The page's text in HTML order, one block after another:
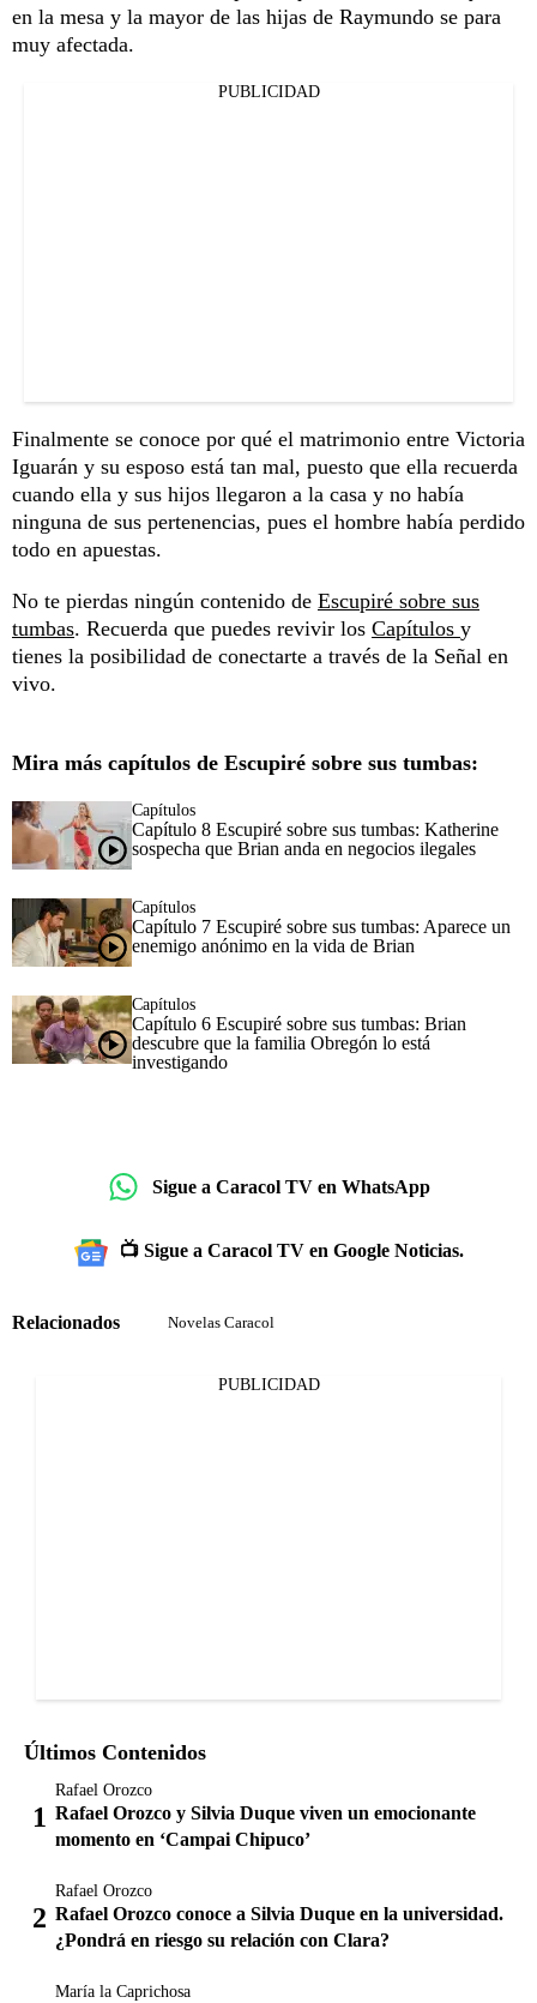
en la mesa y la mayor de las hijas de Raymundo se para
muy afectada.
PUBLICIDAD
Finalmente se conoce por qué el matrimonio entre Victoria
Iguarán y su esposo está tan mal, puesto que ella recuerda
cuando ella y sus hijos llegaron a la casa y no había
ninguna de sus pertenencias, pues el hombre había perdido
todo en apuestas.
No te pierdas ningún contenido de Escupiré sobre sus
tumbas. Recuerda que puedes revivir los Capítulos y
tienes la posibilidad de conectarte a través de la Señal en
vivo.
Mira más capítulos de Escupiré sobre sus tumbas:
Capítulos
Capítulo 8 Escupiré sobre sus tumbas: Katherine
sospecha que Brian anda en negocios ilegales
Capítulos
Capítulo 7 Escupiré sobre sus tumbas: Aparece un
enemigo anónimo en la vida de Brian
Capítulos
Capítulo 6 Escupiré sobre sus tumbas: Brian
descubre que la familia Obregón lo está
investigando
Sigue a Caracol TV en WhatsApp
📺 Sigue a Caracol TV en Google Noticias.
Relacionados Novelas Caracol
PUBLICIDAD
Últimos Contenidos
Rafael Orozco
Rafael Orozco y Silvia Duque viven un emocionante
momento en ‘Campai Chipuco’
Rafael Orozco
Rafael Orozco conoce a Silvia Duque en la universidad.
¿Pondrá en riesgo su relación con Clara?
María la Caprichosa